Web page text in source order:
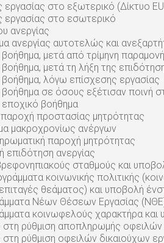
στο εξωτερικό (Δίκτυο
εργασίας στο εσωτερικό
ανεργίας
ανεργίας αυτοτελώς και
βοήθημα, μετά από τρίμηνη
βοήθημα, μετά τη λήξη της
βοήθημα, λόγω επίσχεσης εργασίας
βοήθημα σε όσους εξέτισαν ποινή
εποχικό βοήθημα
παροχή προστασίας μητρότητας
μακροχρονίως ανέργων
παροχή μητρότητας
επιδότηση ανεργίας
σταθμούς και
κοινωνικής πολιτικής
θεάματος) και υποβολή
Νέων Θέσεων Εργασίας
κοινωφελούς χαρακτήρα και
στη ρύθμιση αποπληρωμής
ρύθμιση οφειλών δικαιούχων